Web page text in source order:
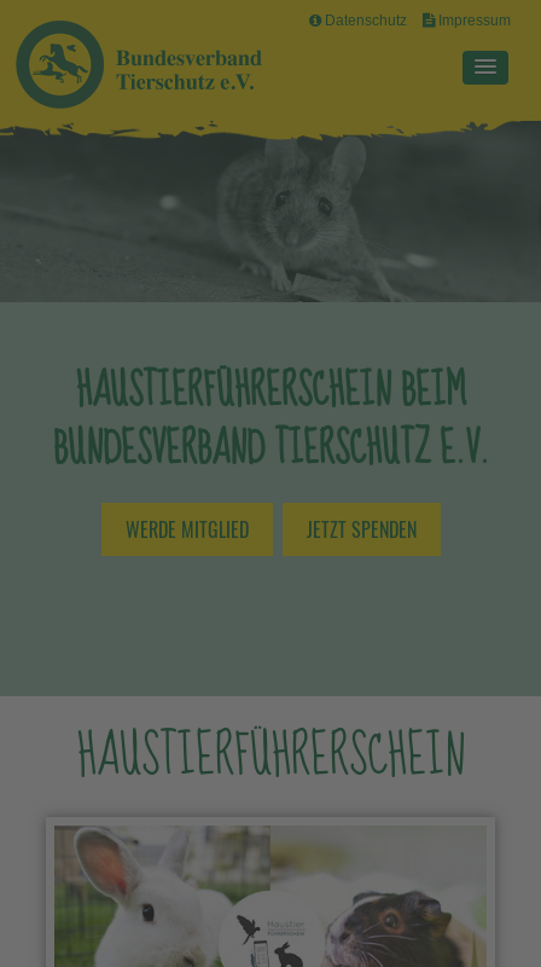
Datenschutz Impressum
HAUSTIERFÜHRERSCHEIN BEIM
BUNDESVERBAND TIERSCHUTZ E.V.
WERDE MITGLIED JETZT SPENDEN
HAUSTIERFÜHRERSCHEIN